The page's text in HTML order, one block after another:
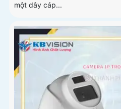
một dây cáp...